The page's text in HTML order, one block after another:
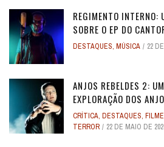
REGIMENTO INTERNO:
SOBRE O EP DO
DESTAQUES, MÚSICA 22
ANJOS REBELDES 2:
EXPLORAÇÃO DOS
CRÍTICA, DESTAQUES,
TERROR
22 DE MAIO DE